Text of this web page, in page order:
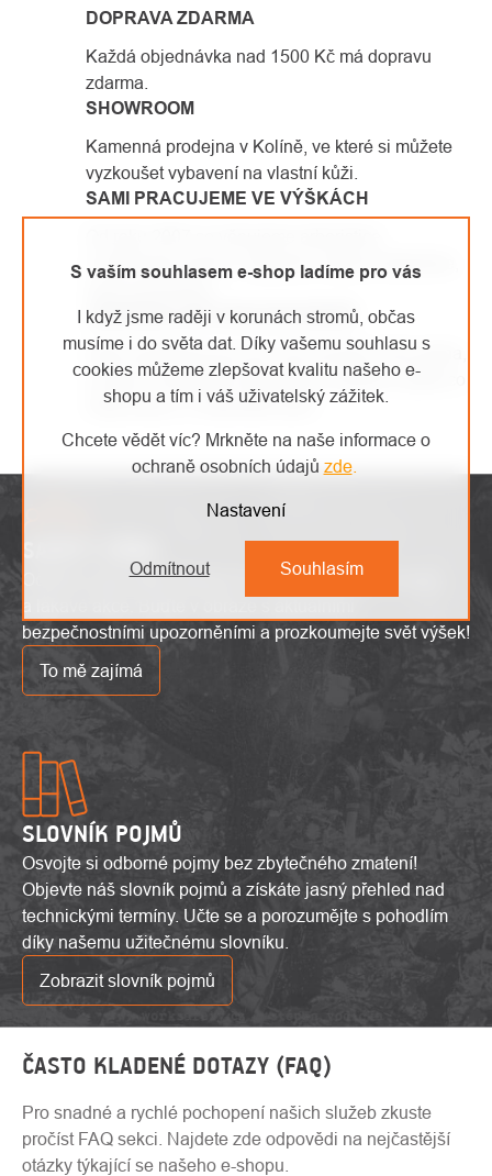
S vaším souhlasem e-shop ladíme pro vás
I když jsme raději v korunách stromů, občas
musíme i do světa dat. Díky vašemu souhlasu s
cookies můžeme zlepšovat kvalitu našeho e-
shopu a tím i váš uživatelský zážitek.
Chcete vědět víc? Mrkněte na naše informace o
ochraně osobních údajů zde.
Nastavení
Odmítnout Souhlasím
VÝPISU
DOPRAVA ZDARMA
Každá objednávka nad 1500 Kč má dopravu
zdarma.
SHOWROOM
Kamenná prodejna v Kolíně, ve které si můžete
vyzkoušet vybavení na vlastní kůži.
SAMI PRACUJEME VE VÝŠKÁCH
a výškovým pracím. Vybavení, které prodáváme,
JEDNODUCHÉ VRÁCENÍ ZBOŽÍ
Vaše spokojenost je pro nás prioritou číslo jedna,
a proto se případné reklamace snažíme vyřídit co
nejrychleji a s maximální péčí.
Odhalte nejnovější výškové trendy, inovativní produkty
bezpečnostními upozorněními a prozkoumejte svět výšek!
To mě zajímá
SLOVNÍK POJMŮ
Osvojte si odborné pojmy bez zbytečného zmatení!
Objevte náš slovník pojmů a získáte jasný přehled nad
technickými termíny. Učte se a porozumějte s pohodlím
díky našemu užitečnému slovníku.
Zobrazit slovník pojmů
ČASTO KLADENÉ DOTAZY (FAQ)
Pro snadné a rychlé pochopení našich služeb zkuste
pročíst FAQ sekci. Najdete zde odpovědi na nejčastější
otázky týkající se našeho e-shopu.